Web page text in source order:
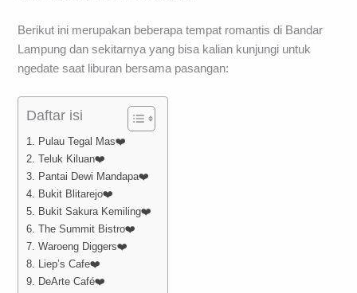
Berikut ini merupakan beberapa tempat romantis di Bandar
Lampung dan sekitarnya yang bisa kalian kunjungi untuk
ngedate saat liburan bersama pasangan:
Daftar isi
1. Pulau Tegal Mas❤️
2. Teluk Kiluan❤️
3. Pantai Dewi Mandapa❤️
4. Bukit Blitarejo❤️
5. Bukit Sakura Kemiling❤️
6. The Summit Bistro❤️
7. Waroeng Diggers❤️
8. Liep’s Cafe❤️
9. DeArte Café❤️